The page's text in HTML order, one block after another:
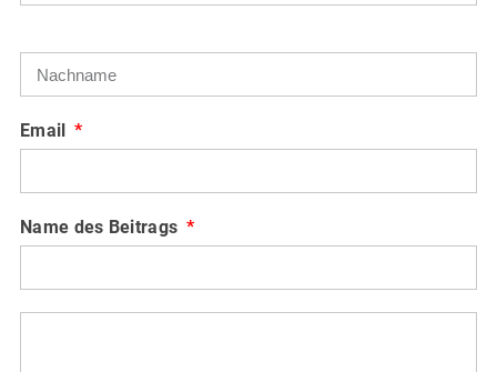
Email
Name des Beitrags